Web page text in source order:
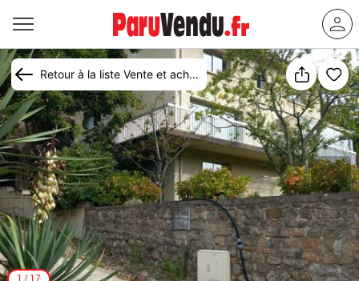
Retour à la liste Vente et achat maison Villefort
1 / 17